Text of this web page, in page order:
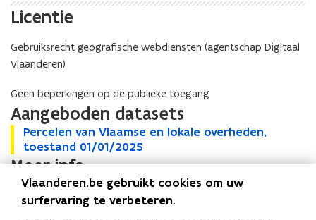
rLicentie
Gebruiksrecht geografische webdiensten (agentschap Digitaal
Vlaanderen)
Geen beperkingen op de publieke toegang
Aangeboden datasets
P
e
r
c
e
l
Percelen van Vlaamse en lokale overheden,
toestand 01/01/2025
P
e
r
c
e
l
Meer info
B
e
o
p
Bekijk alle metadata
B
eTrefwoorden
Vlaanderen.be gebruikt cookies om uw
surfervaring te verbeteren.